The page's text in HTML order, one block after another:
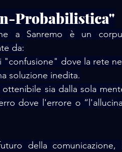
Probabilistica"
a Sanremo è un
da:
"confusione" dove la rete
soluzione inedita.
sia dalla sola
dove l'errore o
della comunicazione,